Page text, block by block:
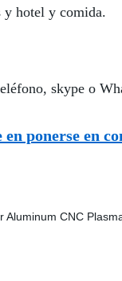
y hotel y comida.
skype o
ponerse en